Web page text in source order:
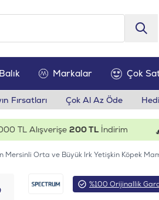
Balık Markalar Çok
Fırsatları Çok Al Az Öde
Alışverişe200 TLİndirim
Mersinli Orta ve Büyük Irk Yetişkin Köpek
%100 Orijinallik